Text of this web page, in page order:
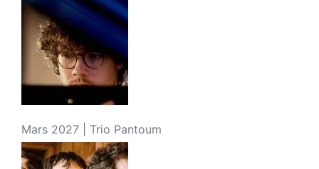
Mars 2027 | Trio Pantoum